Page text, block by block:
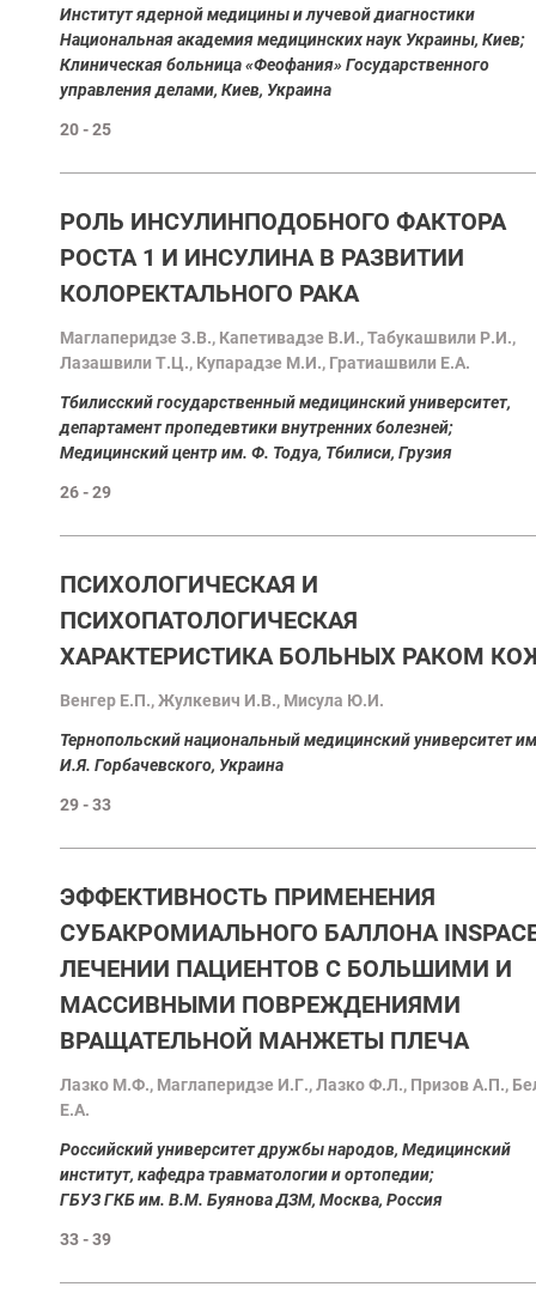
Институт ядерной медицины и лучевой диагностики
Национальная академия медицинских наук Украины, Киев;
Клиническая больница «Феофания» Государственного
управления делами, Киев, Украина
20 - 25
РОЛЬ ИНСУЛИНПОДОБНОГО ФАКТОРА
РОСТА 1 И ИНСУЛИНА В РАЗВИТИИ
КОЛОРЕКТАЛЬНОГО РАКА
Mаглаперидзе З.В., Капетивадзе В.И., Табукашвили Р.И.,
Лазашвили Т.Ц., Купарадзе М.И., Гратиашвили Е.А.
Tбилисский государственный медицинский университет,
департамент пропедевтики внутренних болезней;
Медицинский центр им. Ф. Тодуа, Тбилиси, Грузия
26 - 29
ПСИХОЛОГИЧЕСКАЯ И
ПСИХОПАТОЛОГИЧЕСКАЯ
ХАРАКТЕРИСТИКА БОЛЬНЫХ РАКОМ
Венгер Е.П., Жулкевич И.В., Мисула Ю.И.
Тернопольский национальный медицинский университет
И.Я. Горбачевского, Украина
29 - 33
ЭФФЕКТИВНОСТЬ ПРИМЕНЕНИЯ
СУБАКРОМИАЛЬНОГО БАЛЛОНА
ЛЕЧЕНИИ ПАЦИЕНТОВ С БОЛЬШИМИ И
МАССИВНЫМИ ПОВРЕЖДЕНИЯМИ
ВРАЩАТЕЛЬНОЙ МАНЖЕТЫ ПЛЕЧА
Лазко М.Ф., Маглаперидзе И.Г., Лазко Ф.Л., Призов А.П.,
Е.А.
Pоссийский университет дружбы народов, Медицинский
институт, кафедра травматологии и ортопедии;
ГБУЗ ГКБ им. В.М. Буянова ДЗМ, Москва, Россия
33 - 39